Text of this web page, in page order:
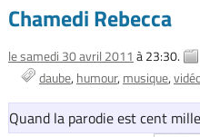
Chamedi Rebecca
le samedi 30 avril 2011 à 23:30.
daube humour musique
Quand la parodie est cent